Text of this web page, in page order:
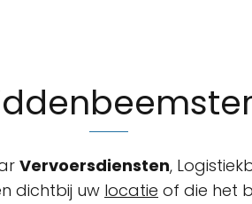
Vervoersdiensten,
dichtbij uw locatie of die het